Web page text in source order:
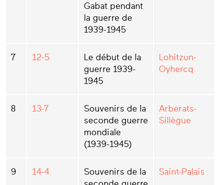
Gabat pendant
la guerre de
1939-1945
7 12-5
Le début de la
guerre 1939-
1945
Lohitzun-
Oyhercq
8 13-7
Souvenirs de la
seconde guerre
mondiale
(1939-1945)
Arberats-
Sillègue
9 14-4
Souvenirs de la
Saint-Palais